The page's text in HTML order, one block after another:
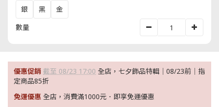
銀
黑
金
數量
優惠促銷 截至 08/23 17:00 全店，七夕飾品特輯｜08/23前｜指
定商品85折
免運優惠 全店，消費滿1000元．即享免運優惠